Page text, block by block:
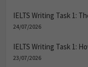
IELTS Writing Task 1:
24/07/2026
IELTS Writing Task 1:
23/07/2026